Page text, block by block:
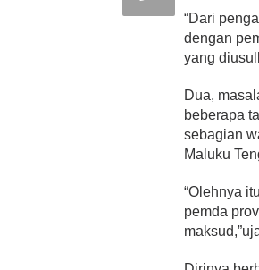
“Dari
dengan
yang
Dua,
beberapa
sebagian
Maluku
“Olehnya
pemda